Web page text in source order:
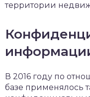
территории
В 2016 году по
базе применялось